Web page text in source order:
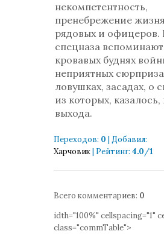
некомпетентность,
пренебрежение
рядовых и
спецназа
кровавых буднях
неприятных
ловушках, засадах, о
из которых,
выхода.
Переходов: 0 | Добавил:
Харчовик| Рейтинг: 4.0/1
Всего комментариев: 0
idth="100%" cellspacing="1"
class="commTable">